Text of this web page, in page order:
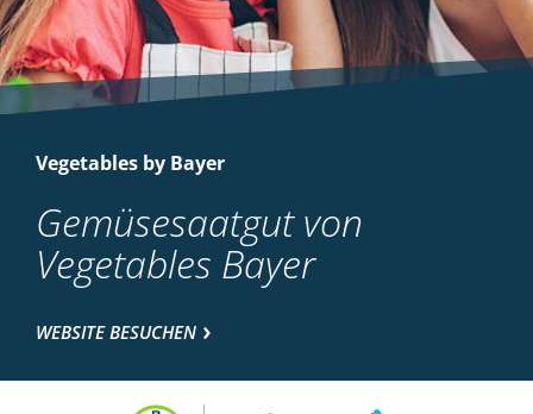
Vegetables by Bayer
Gemüsesaatgut von
Vegetables Bayer
WEBSITE BESUCHEN